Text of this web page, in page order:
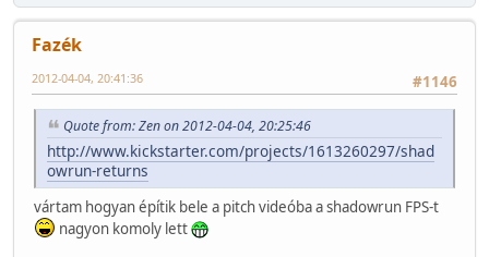
Fazék
#1146
2012-04-04, 20:41:36
Quote from: Zen on 2012-04-04, 20:25:46
http://www.kickstarter.com/projects/1613260297/shad
owrun-returns
vártam hogyan építik bele a pitch videóba a shadowrun FPS-t
nagyon komoly lett